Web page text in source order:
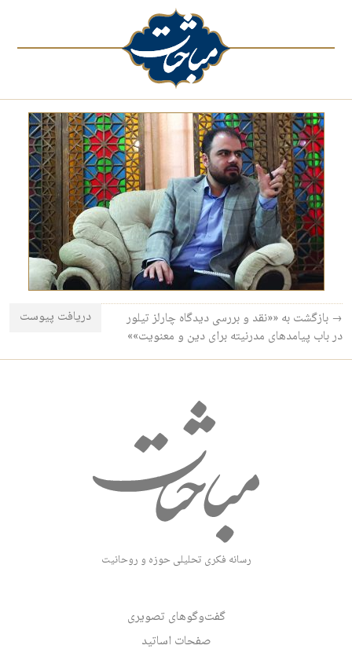
دریافت پیوست
→ بازگشت به ««نقد و بررسی دیدگاه چارلز تیلور
در باب پیامدهای مدرنیته برای دین و معنویت»»
رسانه فکری تحلیلی حوزه و روحانیت
گفت‌وگوهای تصویری
صفحات اساتید